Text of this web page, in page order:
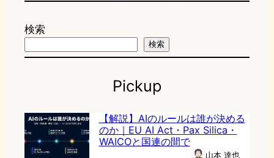
検索
検索
Pickup
【解説】AIのルールは誰が決める
のか｜EU AI Act・Pax Silica・
WAICOと国連の間で
山本 達也